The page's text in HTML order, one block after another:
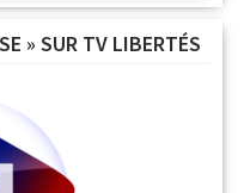
» SUR TV LIBERTÉS